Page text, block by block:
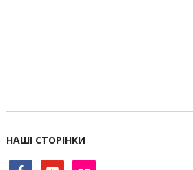
НАШІ СТОРІНКИ
facebookyoutube flickr